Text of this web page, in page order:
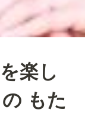
楽し
もた